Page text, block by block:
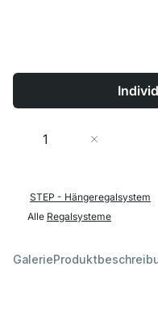
Menge
STEP - Hängeregalsystem
Alle Regalsysteme
Galerie